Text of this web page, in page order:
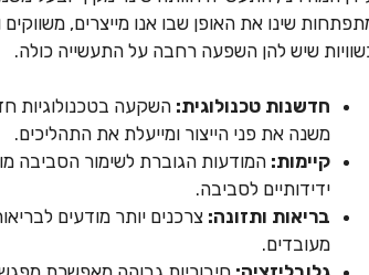
שינו את האופן שבו אנו מייצרים,
שיש להן השפעה רחבה על התעשייה כולה.
חדשנות טכנולוגית: השקעה בטכנולוגיות
משנה את פני הייצור ומייעלת את התהליכים.
קיימות: המודעות הגוברת לשימור הסביבה
ידידותיים לסביבה.
בריאות ותזונה: צרכנים יותר מודעים
מעובדים.